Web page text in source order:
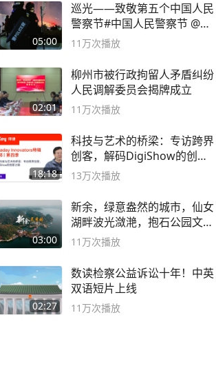
05:00
巡光——致敬第五个中国人民
警察节#中国人民警察节 @抖
音小助手
11万次播放
02:01
柳州市被行政拘留人矛盾纠纷
人民调解委员会揭牌成立
11万次播放
18:18
科技与艺术的桥梁：专访跨界
创客，解码DigiShow的创新
之路
13万次播放
03:00
新余，绿意盎然的城市，仙女
湖畔波光潋滟，抱石公园文化
深邃……
11万次播放
02:27
数读检察公益诉讼十年！中英
双语短片上线
11万次播放